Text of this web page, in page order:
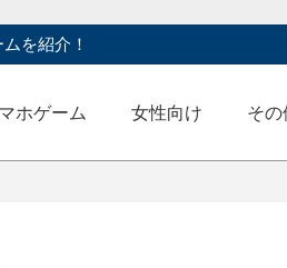
を紹介！
ホゲーム 女性向け その